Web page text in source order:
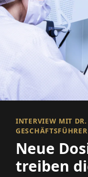
INTERVIEW MIT
GESCHÄFTSFÜHRER
Neue
treiben